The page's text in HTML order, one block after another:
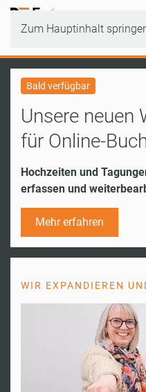
Zum Hauptinhalt
Bald verfügbar
Unsere neuen
für Online-
Hochzeiten und
erfassen und
Mehr erfahren
WIR EXPANDIEREN